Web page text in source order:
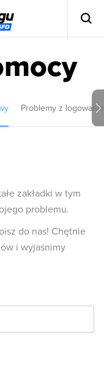
Problemy z
zakładki w tym
problemu.
do nas! Chętnie
i wyjaśnimy